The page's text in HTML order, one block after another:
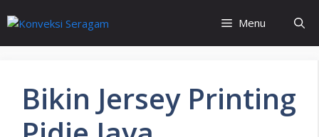
ke
isi
Menu
Bikin Jersey Printing